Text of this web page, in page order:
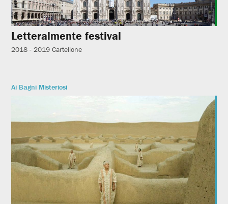
Letteralmente festival
2018 - 2019 Cartellone
Ai Bagni Misteriosi